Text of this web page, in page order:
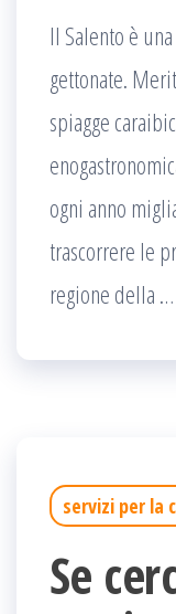
Il Salento è
gettonate.
spiagge
ogni anno
trascorrere le
regione della …
servizi per la
Se